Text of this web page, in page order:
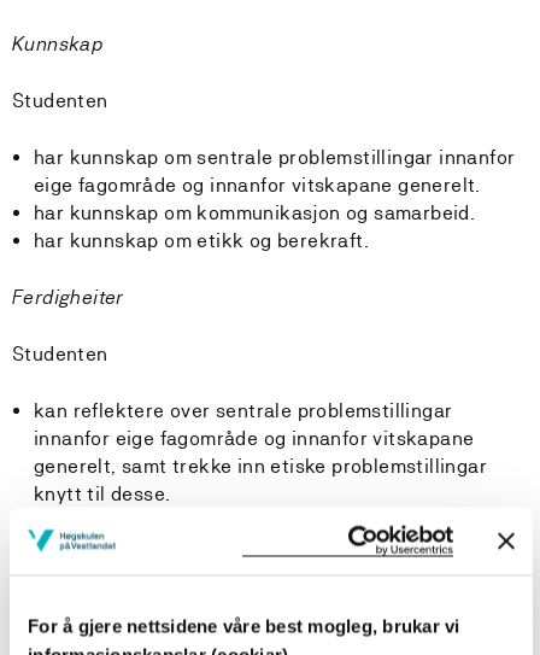
For å gjere nettsidene våre best mogleg, brukar vi
Kunnskap
Studenten
har kunnskap om sentrale problemstillingar innanfor
eige fagområde og innanfor vitskapane generelt.
har kunnskap om kommunikasjon og samarbeid.
har kunnskap om etikk og berekraft.
Ferdigheiter
Studenten
kan reflektere over sentrale problemstillingar
innanfor eige fagområde og innanfor vitskapane
generelt, samt trekke inn etiske problemstillingar
knytt til desse.
kan finne, vurdere og bruke ulike kunnskapskjelder
og digitale verktøy i eiga kunnskapsbygging.